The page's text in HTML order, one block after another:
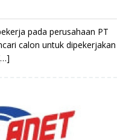
pada perusahaan PT
calon untuk dipekerjakan